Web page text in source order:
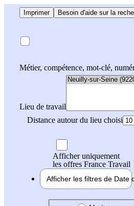
Imprimer Besoin d'aide sur la
Métier, compétence, mot-clé,
Lieu de travail
Distance autour du lieu choisi
Afficher uniquement
les offres France Travail
Afficher les filtres de Date